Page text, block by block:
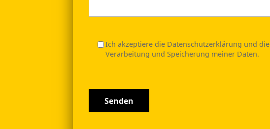
Ich akzeptiere die Datenschutzerklärung und die
Verarbeitung und Speicherung meiner Daten.